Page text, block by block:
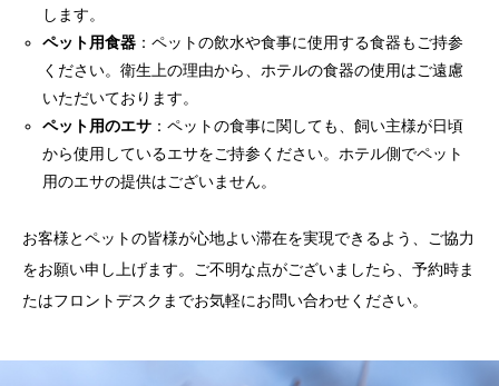
します。
ペット用食器 ：ペットの飲水や食事に使用する食器もご持参
ください。衛生上の理由から、ホテルの食器の使用はご遠慮
いただいております。
ペット用のエサ ：ペットの食事に関しても、飼い主様が日頃
から使用しているエサをご持参ください。ホテル側でペット
用のエサの提供はございません。
お客様とペットの皆様が心地よい滞在を実現できるよう、ご協力
をお願い申し上げます。ご不明な点がございましたら、予約時ま
たはフロントデスクまでお気軽にお問い合わせください。